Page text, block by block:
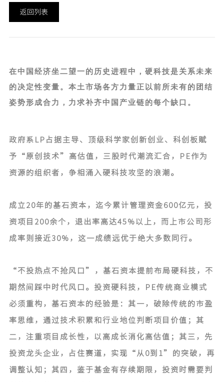
返回列表
在中国经济坐二望一的历史进程中，硬科技是关系未来
的决定性变量。本土市场各方力量正以前所未有的团结
姿势形成合力，力求补齐中国产业链的每个缺口。
政府系LP占据主导、顶级科学家创新创业、科创板赋
予“原创技术”高估值，三股时代潮流汇合，PE作为
资源的组织者，争相涌入硬科技攻坚的浪潮。
成立20年的基石资本，迄今累计管理资金600亿元，投
资项目200余个，退出率高达45%以上，而上市公司形
成率则接近30%，这一成绩远优于绝大多数同行。
“不投热点不抢风口”，基石资本提前布局硬科技，不
期然间踩中时代风口。投资硬科技，PE传统商业模式
必须重构，基石资本的经验是：其一，破除传统的市盈
率思维，通过技术积累和行业地位判断项目价值；其
二，注重项目成长性，以高成长消化高估值；其三，先
投资龙头企业，占住赛道，实现“从0到1”的突破，再
调整认知；其四，鉴于基金有存续期限，投资时需要判